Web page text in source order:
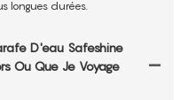
longues durées.
D'eau Safeshine
Ou Que Je Voyage